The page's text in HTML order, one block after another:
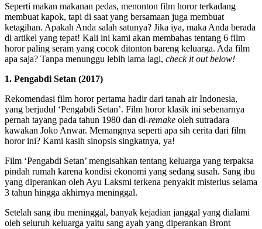
Seperti makan makanan pedas, menonton film horor terkadang
membuat kapok, tapi di saat yang bersamaan juga membuat
ketagihan. Apakah Anda salah satunya? Jika iya, maka Anda berada
di artikel yang tepat! Kali ini kami akan membahas tentang 6 film
horor paling seram yang cocok ditonton bareng keluarga. Ada film
apa saja? Tanpa menunggu lebih lama lagi, check it out below!
1. Pengabdi Setan (2017)
Rekomendasi film horor pertama hadir dari tanah air Indonesia,
yang berjudul ‘Pengabdi Setan’. Film horor klasik ini sebenarnya
pernah tayang pada tahun 1980 dan di-remake oleh sutradara
kawakan Joko Anwar. Memangnya seperti apa sih cerita dari film
horor ini? Kami kasih sinopsis singkatnya, ya!
Film ‘Pengabdi Setan’ mengisahkan tentang keluarga yang terpaksa
pindah rumah karena kondisi ekonomi yang sedang susah. Sang ibu
yang diperankan oleh Ayu Laksmi terkena penyakit misterius selama
3 tahun hingga akhirnya meninggal.
Setelah sang ibu meninggal, banyak kejadian janggal yang dialami
oleh seluruh keluarga yaitu sang ayah yang diperankan Bront